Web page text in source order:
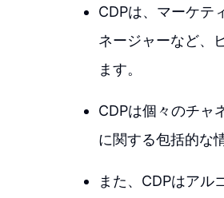
CDPは、マーケテ
ネージャーなど、
ます。
CDPは個々のチャ
に関する包括的な
また、CDPはアル